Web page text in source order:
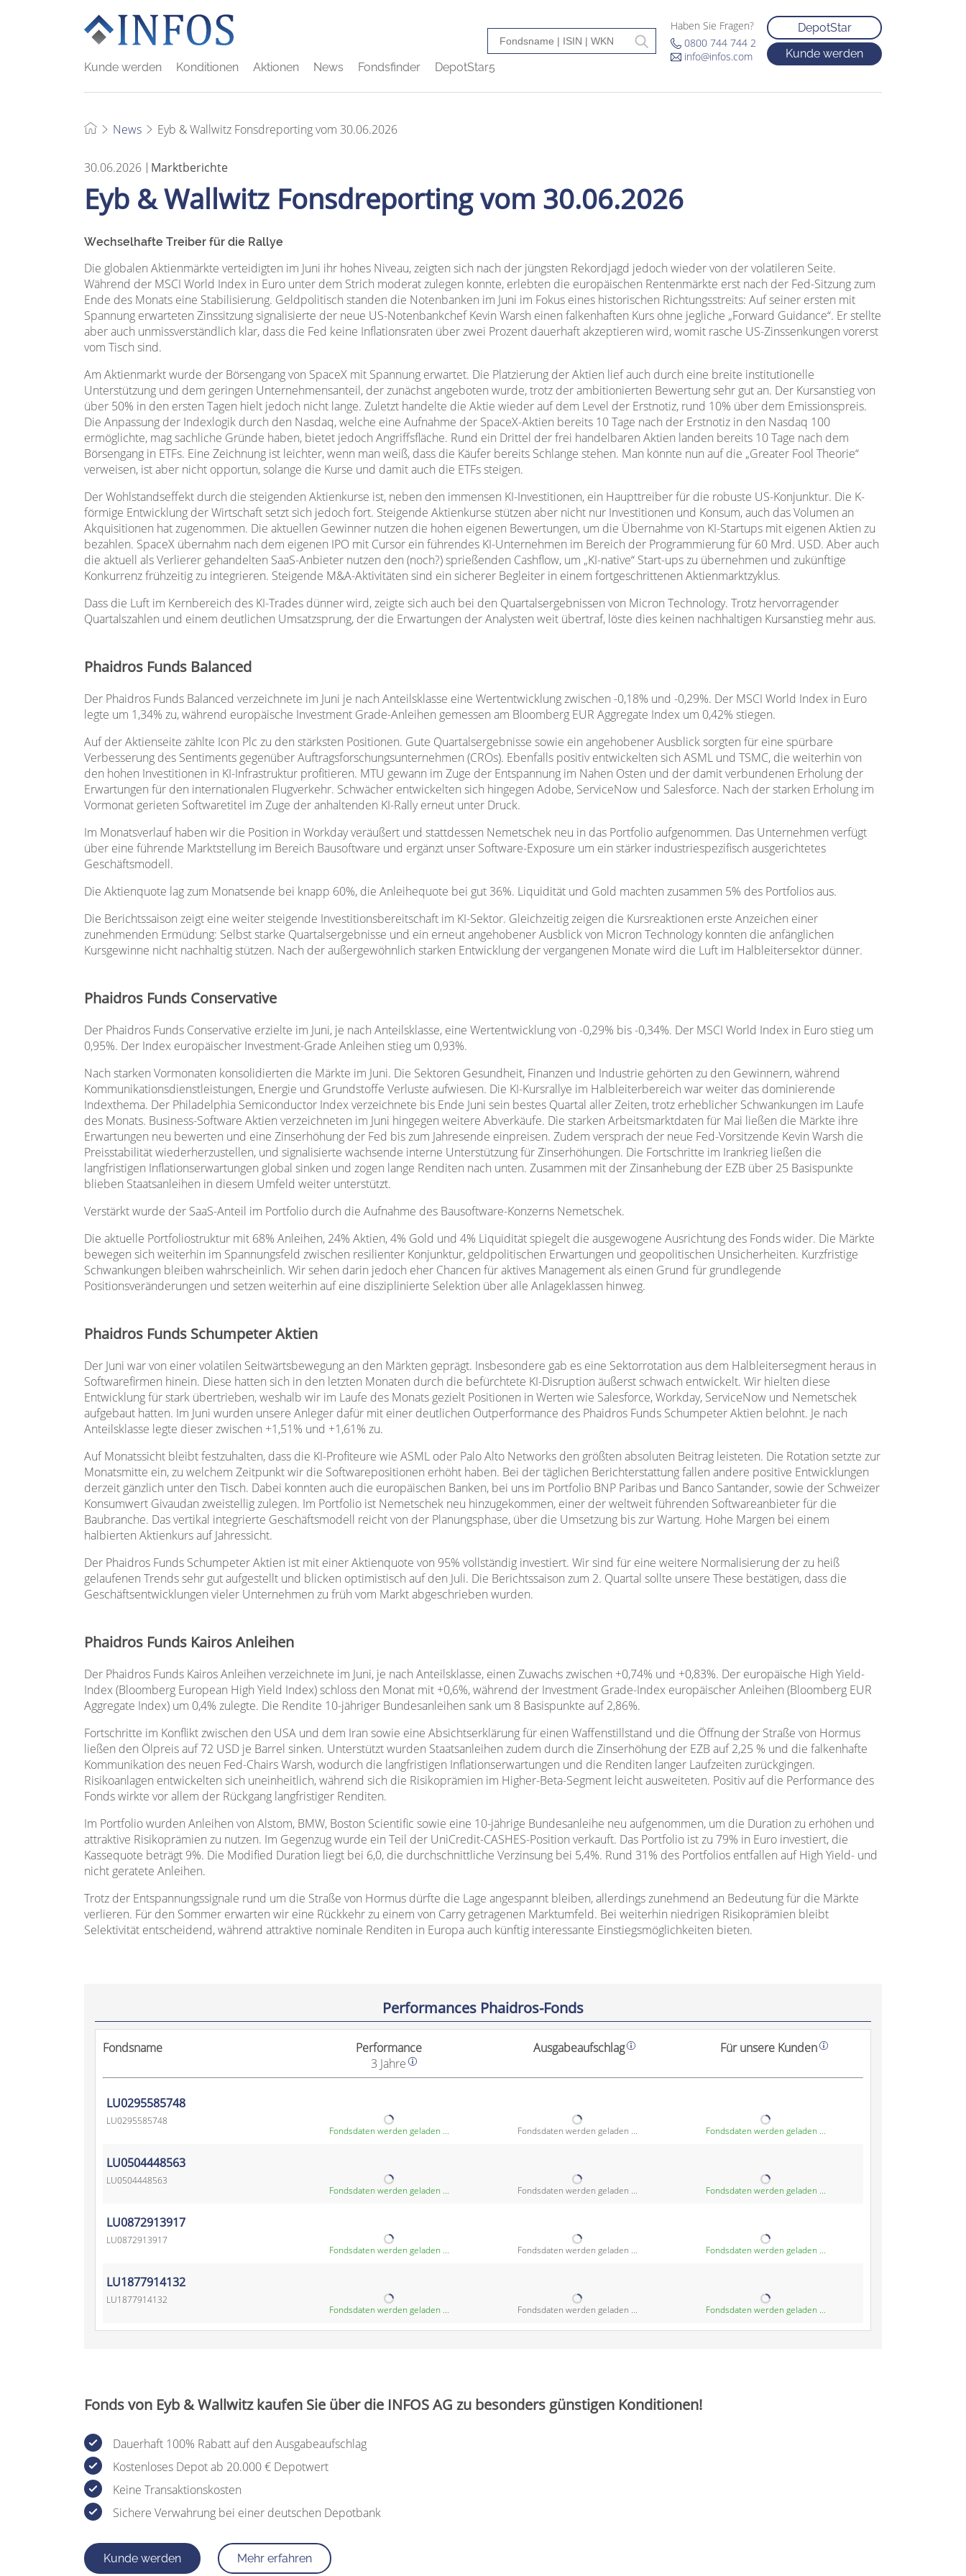
Kunde werden Konditionen Aktionen News Fondsfinder DepotStar5
Haben Sie Fragen?
0800 744 744 2
info@infos.com
DepotStar
Kunde werden
News Eyb & Wallwitz Fonsdreporting vom 30.06.2026
30.06.2026 Marktberichte
Eyb & Wallwitz Fonsdreporting vom 30.06.2026
Wechselhafte Treiber für die Rallye
Die globalen Aktienmärkte verteidigten im Juni ihr hohes Niveau, zeigten sich nach der jüngsten Rekordjagd jedoch wieder von der volatileren Seite.
Während der MSCI World Index in Euro unter dem Strich moderat zulegen konnte, erlebten die europäischen Rentenmärkte erst nach der Fed-Sitzung zum
Ende des Monats eine Stabilisierung. Geldpolitisch standen die Notenbanken im Juni im Fokus eines historischen Richtungsstreits: Auf seiner ersten mit
Spannung erwarteten Zinssitzung signalisierte der neue US-Notenbankchef Kevin Warsh einen falkenhaften Kurs ohne jegliche „Forward Guidance“. Er stellte
aber auch unmissverständlich klar, dass die Fed keine Inflationsraten über zwei Prozent dauerhaft akzeptieren wird, womit rasche US-Zinssenkungen vorerst
vom Tisch sind.
Am Aktienmarkt wurde der Börsengang von SpaceX mit Spannung erwartet. Die Platzierung der Aktien lief auch durch eine breite institutionelle
Unterstützung und dem geringen Unternehmensanteil, der zunächst angeboten wurde, trotz der ambitionierten Bewertung sehr gut an. Der Kursanstieg von
über 50% in den ersten Tagen hielt jedoch nicht lange. Zuletzt handelte die Aktie wieder auf dem Level der Erstnotiz, rund 10% über dem Emissionspreis.
Die Anpassung der Indexlogik durch den Nasdaq, welche eine Aufnahme der SpaceX-Aktien bereits 10 Tage nach der Erstnotiz in den Nasdaq 100
ermöglichte, mag sachliche Gründe haben, bietet jedoch Angriffsfläche. Rund ein Drittel der frei handelbaren Aktien landen bereits 10 Tage nach dem
Börsengang in ETFs. Eine Zeichnung ist leichter, wenn man weiß, dass die Käufer bereits Schlange stehen. Man könnte nun auf die „Greater Fool Theorie“
verweisen, ist aber nicht opportun, solange die Kurse und damit auch die ETFs steigen.
Der Wohlstandseffekt durch die steigenden Aktienkurse ist, neben den immensen KI-Investitionen, ein Haupttreiber für die robuste US-Konjunktur. Die K-
förmige Entwicklung der Wirtschaft setzt sich jedoch fort. Steigende Aktienkurse stützen aber nicht nur Investitionen und Konsum, auch das Volumen an
Akquisitionen hat zugenommen. Die aktuellen Gewinner nutzen die hohen eigenen Bewertungen, um die Übernahme von KI-Startups mit eigenen Aktien zu
bezahlen. SpaceX übernahm nach dem eigenen IPO mit Cursor ein führendes KI-Unternehmen im Bereich der Programmierung für 60 Mrd. USD. Aber auch
die aktuell als Verlierer gehandelten SaaS-Anbieter nutzen den (noch?) sprießenden Cashflow, um „KI-native“ Start-ups zu übernehmen und zukünftige
Konkurrenz frühzeitig zu integrieren. Steigende M&A-Aktivitäten sind ein sicherer Begleiter in einem fortgeschrittenen Aktienmarktzyklus.
Dass die Luft im Kernbereich des KI-Trades dünner wird, zeigte sich auch bei den Quartalsergebnissen von Micron Technology. Trotz hervorragender
Quartalszahlen und einem deutlichen Umsatzsprung, der die Erwartungen der Analysten weit übertraf, löste dies keinen nachhaltigen Kursanstieg mehr aus.
Phaidros Funds Balanced
Der Phaidros Funds Balanced verzeichnete im Juni je nach Anteilsklasse eine Wertentwicklung zwischen -0,18% und -0,29%. Der MSCI World Index in Euro
legte um 1,34% zu, während europäische Investment Grade-Anleihen gemessen am Bloomberg EUR Aggregate Index um 0,42% stiegen.
Auf der Aktienseite zählte Icon Plc zu den stärksten Positionen. Gute Quartalsergebnisse sowie ein angehobener Ausblick sorgten für eine spürbare
Verbesserung des Sentiments gegenüber Auftragsforschungsunternehmen (CROs). Ebenfalls positiv entwickelten sich ASML und TSMC, die weiterhin von
den hohen Investitionen in KI-Infrastruktur profitieren. MTU gewann im Zuge der Entspannung im Nahen Osten und der damit verbundenen Erholung der
Erwartungen für den internationalen Flugverkehr. Schwächer entwickelten sich hingegen Adobe, ServiceNow und Salesforce. Nach der starken Erholung im
Vormonat gerieten Softwaretitel im Zuge der anhaltenden KI-Rally erneut unter Druck.
Im Monatsverlauf haben wir die Position in Workday veräußert und stattdessen Nemetschek neu in das Portfolio aufgenommen. Das Unternehmen verfügt
über eine führende Marktstellung im Bereich Bausoftware und ergänzt unser Software-Exposure um ein stärker industriespezifisch ausgerichtetes
Geschäftsmodell.
Die Aktienquote lag zum Monatsende bei knapp 60%, die Anleihequote bei gut 36%. Liquidität und Gold machten zusammen 5% des Portfolios aus.
Die Berichtssaison zeigt eine weiter steigende Investitionsbereitschaft im KI-Sektor. Gleichzeitig zeigen die Kursreaktionen erste Anzeichen einer
zunehmenden Ermüdung: Selbst starke Quartalsergebnisse und ein erneut angehobener Ausblick von Micron Technology konnten die anfänglichen
Kursgewinne nicht nachhaltig stützen. Nach der außergewöhnlich starken Entwicklung der vergangenen Monate wird die Luft im Halbleitersektor dünner.
Phaidros Funds Conservative
Der Phaidros Funds Conservative erzielte im Juni, je nach Anteilsklasse, eine Wertentwicklung von -0,29% bis -0,34%. Der MSCI World Index in Euro stieg um
0,95%. Der Index europäischer Investment-Grade Anleihen stieg um 0,93%.
Nach starken Vormonaten konsolidierten die Märkte im Juni. Die Sektoren Gesundheit, Finanzen und Industrie gehörten zu den Gewinnern, während
Kommunikationsdienstleistungen, Energie und Grundstoffe Verluste aufwiesen. Die KI-Kursrallye im Halbleiterbereich war weiter das dominierende
Indexthema. Der Philadelphia Semiconductor Index verzeichnete bis Ende Juni sein bestes Quartal aller Zeiten, trotz erheblicher Schwankungen im Laufe
des Monats. Business-Software Aktien verzeichneten im Juni hingegen weitere Abverkäufe. Die starken Arbeitsmarktdaten für Mai ließen die Märkte ihre
Erwartungen neu bewerten und eine Zinserhöhung der Fed bis zum Jahresende einpreisen. Zudem versprach der neue Fed-Vorsitzende Kevin Warsh die
Preisstabilität wiederherzustellen, und signalisierte wachsende interne Unterstützung für Zinserhöhungen. Die Fortschritte im Irankrieg ließen die
langfristigen Inflationserwartungen global sinken und zogen lange Renditen nach unten. Zusammen mit der Zinsanhebung der EZB über 25 Basispunkte
blieben Staatsanleihen in diesem Umfeld weiter unterstützt.
Verstärkt wurde der SaaS-Anteil im Portfolio durch die Aufnahme des Bausoftware-Konzerns Nemetschek.
Die aktuelle Portfoliostruktur mit 68% Anleihen, 24% Aktien, 4% Gold und 4% Liquidität spiegelt die ausgewogene Ausrichtung des Fonds wider. Die Märkte
bewegen sich weiterhin im Spannungsfeld zwischen resilienter Konjunktur, geldpolitischen Erwartungen und geopolitischen Unsicherheiten. Kurzfristige
Schwankungen bleiben wahrscheinlich. Wir sehen darin jedoch eher Chancen für aktives Management als einen Grund für grundlegende
Positionsveränderungen und setzen weiterhin auf eine disziplinierte Selektion über alle Anlageklassen hinweg.
Phaidros Funds Schumpeter Aktien
Der Juni war von einer volatilen Seitwärtsbewegung an den Märkten geprägt. Insbesondere gab es eine Sektorrotation aus dem Halbleitersegment heraus in
Softwarefirmen hinein. Diese hatten sich in den letzten Monaten durch die befürchtete KI-Disruption äußerst schwach entwickelt. Wir hielten diese
Entwicklung für stark übertrieben, weshalb wir im Laufe des Monats gezielt Positionen in Werten wie Salesforce, Workday, ServiceNow und Nemetschek
aufgebaut hatten. Im Juni wurden unsere Anleger dafür mit einer deutlichen Outperformance des Phaidros Funds Schumpeter Aktien belohnt. Je nach
Anteilsklasse legte dieser zwischen +1,51% und +1,61% zu.
Auf Monatssicht bleibt festzuhalten, dass die KI-Profiteure wie ASML oder Palo Alto Networks den größten absoluten Beitrag leisteten. Die Rotation setzte zur
Monatsmitte ein, zu welchem Zeitpunkt wir die Softwarepositionen erhöht haben. Bei der täglichen Berichterstattung fallen andere positive Entwicklungen
derzeit gänzlich unter den Tisch. Dabei konnten auch die europäischen Banken, bei uns im Portfolio BNP Paribas und Banco Santander, sowie der Schweizer
Konsumwert Givaudan zweistellig zulegen. Im Portfolio ist Nemetschek neu hinzugekommen, einer der weltweit führenden Softwareanbieter für die
Baubranche. Das vertikal integrierte Geschäftsmodell reicht von der Planungsphase, über die Umsetzung bis zur Wartung. Hohe Margen bei einem
halbierten Aktienkurs auf Jahressicht.
Der Phaidros Funds Schumpeter Aktien ist mit einer Aktienquote von 95% vollständig investiert. Wir sind für eine weitere Normalisierung der zu heiß
gelaufenen Trends sehr gut aufgestellt und blicken optimistisch auf den Juli. Die Berichtssaison zum 2. Quartal sollte unsere These bestätigen, dass die
Geschäftsentwicklungen vieler Unternehmen zu früh vom Markt abgeschrieben wurden.
Phaidros Funds Kairos Anleihen
Der Phaidros Funds Kairos Anleihen verzeichnete im Juni, je nach Anteilsklasse, einen Zuwachs zwischen +0,74% und +0,83%. Der europäische High Yield-
Index (Bloomberg European High Yield Index) schloss den Monat mit +0,6%, während der Investment Grade-Index europäischer Anleihen (Bloomberg EUR
Aggregate Index) um 0,4% zulegte. Die Rendite 10-jähriger Bundesanleihen sank um 8 Basispunkte auf 2,86%.
Fortschritte im Konflikt zwischen den USA und dem Iran sowie eine Absichtserklärung für einen Waffenstillstand und die Öffnung der Straße von Hormus
ließen den Ölpreis auf 72 USD je Barrel sinken. Unterstützt wurden Staatsanleihen zudem durch die Zinserhöhung der EZB auf 2,25 % und die falkenhafte
Kommunikation des neuen Fed-Chairs Warsh, wodurch die langfristigen Inflationserwartungen und die Renditen langer Laufzeiten zurückgingen.
Risikoanlagen entwickelten sich uneinheitlich, während sich die Risikoprämien im Higher-Beta-Segment leicht ausweiteten. Positiv auf die Performance des
Fonds wirkte vor allem der Rückgang langfristiger Renditen.
Im Portfolio wurden Anleihen von Alstom, BMW, Boston Scientific sowie eine 10-jährige Bundesanleihe neu aufgenommen, um die Duration zu erhöhen und
attraktive Risikoprämien zu nutzen. Im Gegenzug wurde ein Teil der UniCredit-CASHES-Position verkauft. Das Portfolio ist zu 79% in Euro investiert, die
Kassequote beträgt 9%. Die Modified Duration liegt bei 6,0, die durchschnittliche Verzinsung bei 5,4%. Rund 31% des Portfolios entfallen auf High Yield- und
nicht geratete Anleihen.
Trotz der Entspannungssignale rund um die Straße von Hormus dürfte die Lage angespannt bleiben, allerdings zunehmend an Bedeutung für die Märkte
verlieren. Für den Sommer erwarten wir eine Rückkehr zu einem von Carry getragenen Marktumfeld. Bei weiterhin niedrigen Risikoprämien bleibt
Selektivität entscheidend, während attraktive nominale Renditen in Europa auch künftig interessante Einstiegsmöglichkeiten bieten.
Performances Phaidros-Fonds
Fondsname
Performance
3 Jahre
Ausgabeaufschlag Für unsere Kunden
LU0295585748
LU0295585748
Fondsdaten werden geladen ...
Fondsdaten werden geladen ... Fondsdaten werden geladen ...
LU0504448563
LU0504448563
Fondsdaten werden geladen ...
Fondsdaten werden geladen ... Fondsdaten werden geladen ...
LU0872913917
LU0872913917
Fondsdaten werden geladen ...
Fondsdaten werden geladen ... Fondsdaten werden geladen ...
LU1877914132
LU1877914132
Fondsdaten werden geladen ...
Fondsdaten werden geladen ... Fondsdaten werden geladen ...
Fonds von Eyb & Wallwitz kaufen Sie über die INFOS AG zu besonders günstigen Konditionen!
Dauerhaft 100% Rabatt auf den Ausgabeaufschlag
Kostenloses Depot ab 20.000 € Depotwert
Keine Transaktionskosten
Sichere Verwahrung bei einer deutschen Depotbank
Kunde werden Mehr erfahren